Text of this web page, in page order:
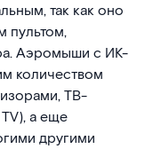
так как оно
пультом,
Аэромыши с ИК-
количеством
ТВ-
а еще
другими